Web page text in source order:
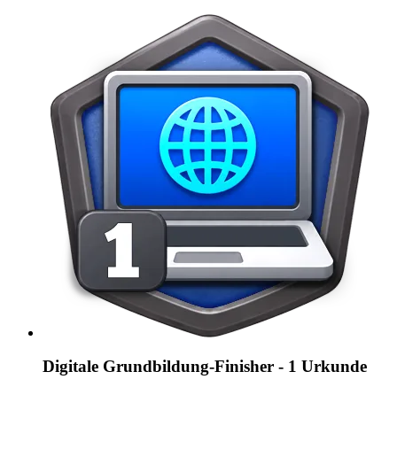
Digitale Grundbildung-Finisher - 1 Urkunde